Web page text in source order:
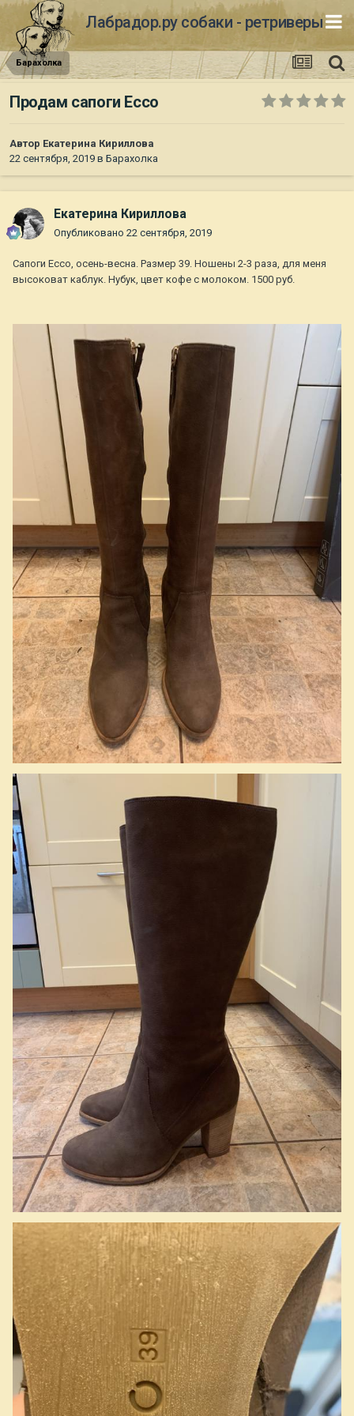
Лабрадор.ру собаки - ретриверы
Барахолка
Продам сапоги Ecco
Автор Екатерина Кириллова
22 сентября, 2019 в Барахолка
Екатерина Кириллова
Опубликовано 22 сентября, 2019
Сапоги Ecco, осень-весна. Размер 39. Ношены 2-3 раза, для меня
высоковат каблук. Нубук, цвет кофе с молоком. 1500 руб.